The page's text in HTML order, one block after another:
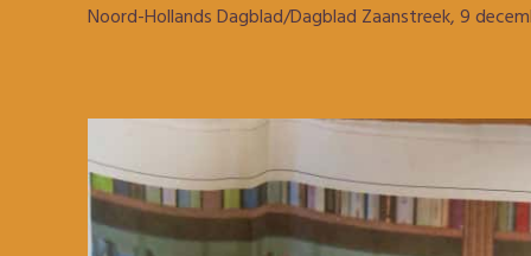
Noord-Hollands Dagblad/Dagblad Zaanstreek, 9